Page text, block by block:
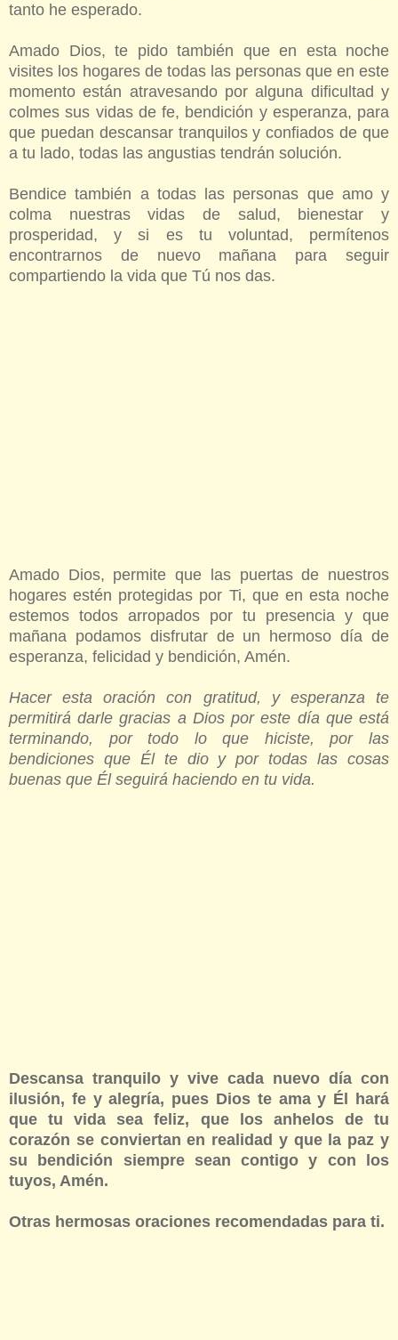
tanto he esperado.
Amado Dios, te pido también que en esta noche
visites los hogares de todas las personas que en este
momento están atravesando por alguna dificultad y
colmes sus vidas de fe, bendición y esperanza, para
que puedan descansar tranquilos y confiados de que
a tu lado, todas las angustias tendrán solución.
Bendice también a todas las personas que amo y
colma nuestras vidas de salud, bienestar y
prosperidad, y si es tu voluntad, permítenos
encontrarnos de nuevo mañana para seguir
compartiendo la vida que Tú nos das.
Amado Dios, permite que las puertas de nuestros
hogares estén protegidas por Ti, que en esta noche
estemos todos arropados por tu presencia y que
mañana podamos disfrutar de un hermoso día de
esperanza, felicidad y bendición, Amén.
Hacer esta oración con gratitud, y esperanza te
permitirá darle gracias a Dios por este día que está
terminando, por todo lo que hiciste, por las
bendiciones que Él te dio y por todas las cosas
buenas que Él seguirá haciendo en tu vida.
Descansa tranquilo y vive cada nuevo día con
ilusión, fe y alegría, pues Dios te ama y Él hará
que tu vida sea feliz, que los anhelos de tu
corazón se conviertan en realidad y que la paz y
su bendición siempre sean contigo y con los
tuyos, Amén.
Otras hermosas oraciones recomendadas para ti.